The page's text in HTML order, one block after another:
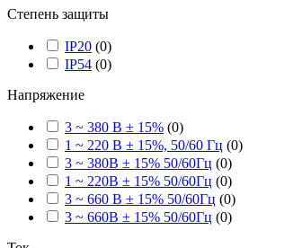
Степень защиты
IP20 (0)
IP54 (0)
Напряжение
3 ~ 380 В ± 15% (0)
1 ~ 220 В ± 15%, 50/60 Гц (0)
3 ~ 380В ± 15% 50/60Гц (0)
1 ~ 220В ± 15% 50/60Гц (0)
3 ~ 660 В ± 15% 50/60Гц (0)
3 ~ 660В ± 15% 50/60Гц (0)